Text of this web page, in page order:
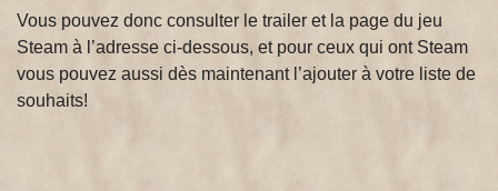
Vous pouvez donc consulter le trailer et la page du jeu
Steam à l’adresse ci-dessous, et pour ceux qui ont Steam
vous pouvez aussi dès maintenant l’ajouter à votre liste de
souhaits!